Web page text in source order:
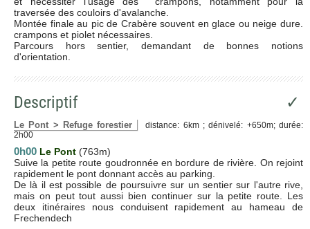
traversée des couloirs d'avalanche.
Montée finale au pic de Crabère souvent en glace ou neige dure.
crampons et piolet nécessaires.
Parcours hors sentier, demandant de bonnes notions
d'orientation.
Descriptif ✓
Le Pont > Refuge forestier
distance: 6km ; dénivelé: +650m; durée:
2h00
0h00 Le Pont (763m)
Suive la petite route goudronnée en bordure de rivière. On rejoint
rapidement le pont donnant accès au parking.
De là il est possible de poursuivre sur un sentier sur l'autre rive,
mais on peut tout aussi bien continuer sur la petite route. Les
deux itinéraires nous conduisent rapidement au hameau de
Frechendech